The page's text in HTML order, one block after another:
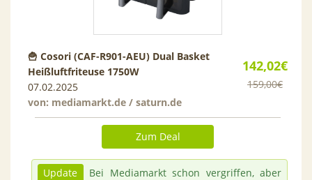
142,02€
159,00€
🍟 Cosori (CAF-R901-AEU) Dual Basket
Heißluftfriteuse 1750W
07.02.2025
von: mediamarkt.de / saturn.de
Zum Deal
Update
Bei Mediamarkt schon vergriffen, aber